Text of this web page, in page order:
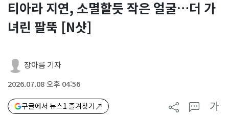
티아라 지연, 소멸할듯 작은 얼굴…더 가
녀린 팔뚝 [N샷]
장아름 기자
2026.07.08 오후 04:56
구글에서 뉴스1 즐겨찾기 가